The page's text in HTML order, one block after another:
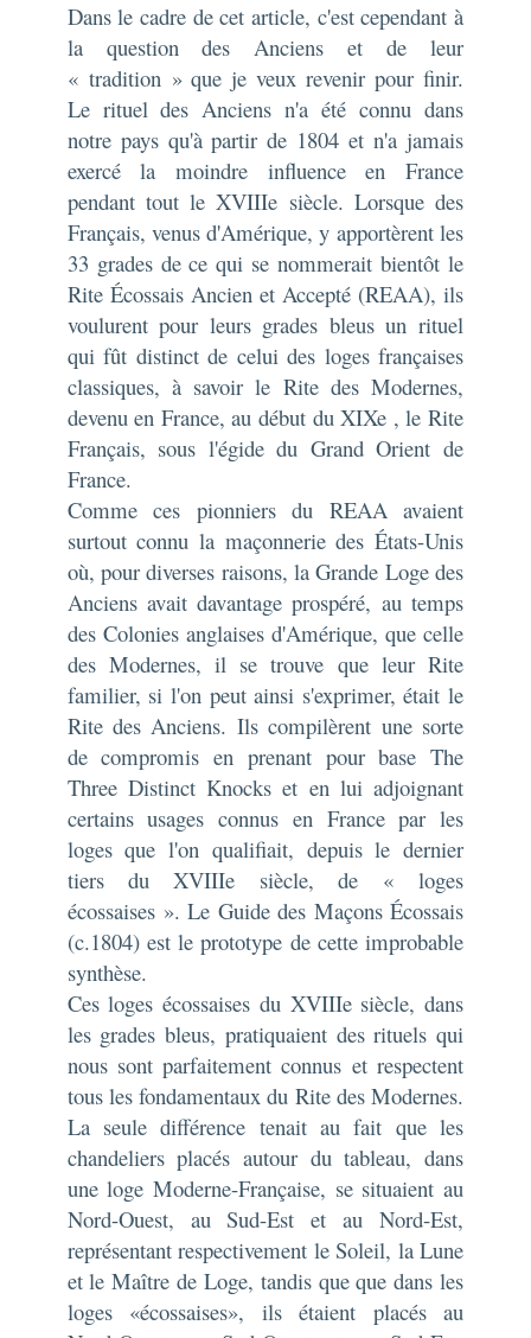
Dans le cadre de cet article, c'est cependant à
la question des Anciens et de leur
« tradition » que je veux revenir pour finir.
Le rituel des Anciens n'a été connu dans
notre pays qu'à partir de 1804 et n'a jamais
exercé la moindre influence en France
pendant tout le XVIIIe siècle. Lorsque des
Français, venus d'Amérique, y apportèrent les
33 grades de ce qui se nommerait bientôt le
Rite Écossais Ancien et Accepté (REAA), ils
voulurent pour leurs grades bleus un rituel
qui fût distinct de celui des loges françaises
classiques, à savoir le Rite des Modernes,
devenu en France, au début du XIXe , le Rite
Français, sous l'égide du Grand Orient de
France.
Comme ces pionniers du REAA avaient
surtout connu la maçonnerie des États-Unis
où, pour diverses raisons, la Grande Loge des
Anciens avait davantage prospéré, au temps
des Colonies anglaises d'Amérique, que celle
des Modernes, il se trouve que leur Rite
familier, si l'on peut ainsi s'exprimer, était le
Rite des Anciens. Ils compilèrent une sorte
de compromis en prenant pour base The
Three Distinct Knocks et en lui adjoignant
certains usages connus en France par les
loges que l'on qualifiait, depuis le dernier
tiers du XVIIIe siècle, de « loges
écossaises ». Le Guide des Maçons Écossais
(c.1804) est le prototype de cette improbable
synthèse.
Ces loges écossaises du XVIIIe siècle, dans
les grades bleus, pratiquaient des rituels qui
nous sont parfaitement connus et respectent
tous les fondamentaux du Rite des Modernes.
La seule différence tenait au fait que les
chandeliers placés autour du tableau, dans
une loge Moderne-Française, se situaient au
Nord-Ouest, au Sud-Est et au Nord-Est,
représentant respectivement le Soleil, la Lune
et le Maître de Loge, tandis que que dans les
loges «écossaises», ils étaient placés au